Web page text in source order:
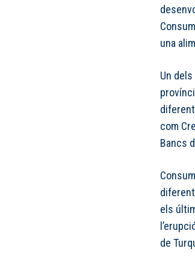
una
Un
com
Bancs
els
de